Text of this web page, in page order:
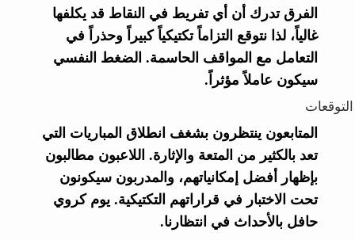
الفرق تدرك أن أي تفريط في النقاط قد يكلفها
غالياً، لذا نتوقع التزاماً تكتيكياً كبيراً وحذراً في
التعامل مع المواقف الحاسمة. الضغط النفسي
سيكون عاملاً مؤثراً.
التوقعات
المتابعون ينتظرون بشغف انطلاق المباريات التي
تعد بالكثير من المتعة والإثارة. اللاعبون مطالبون
بإظهار أفضل إمكانياتهم، والمدربون سيكونون
تحت الاختبار في قراراتهم التكتيكية. يوم كروي
حافل بالأحداث في انتظارنا.